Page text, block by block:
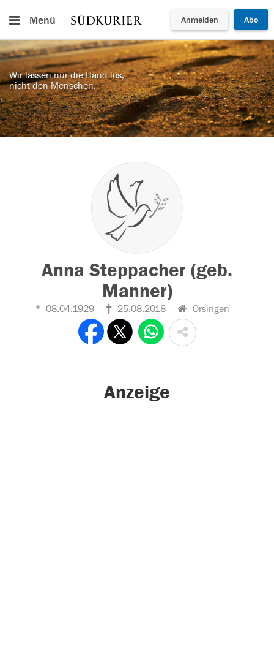
Menü Anmelden Abo
Wir lassen nur die Hand los,
nicht den Menschen.
Anna Steppacher (geb.
Manner)
08.04.1929 25.08.2018 Orsingen
Anzeige